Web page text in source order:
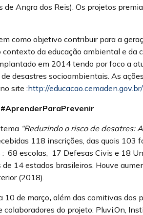
Angra dos Reis). Os projetos
como objetivo contribuir para a
da educação ambiental e da
em 2014 tendo por foco a
desastres socioambientais. As
site :http://educacao.cemaden.gov.br/
“Reduzindo o risco de desatres:
118 inscrições, das quais 103
68 escolas, 17 Defesas Civis e 18
14 estados brasileiros. Houve
(2018).
10 de março, além das comitivas dos
do projeto: Pluvi.On,